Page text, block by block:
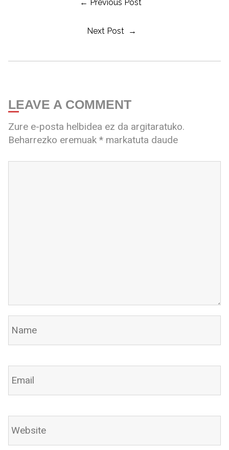
← Previous Post
Next Post →
LEAVE A COMMENT
Zure e-posta helbidea ez da argitaratuko.
Beharrezko eremuak *markatuta daude